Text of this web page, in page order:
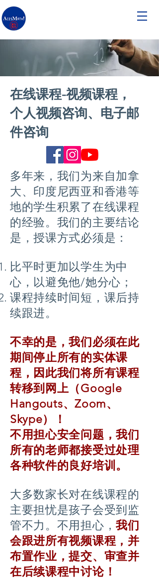
在线课程-视频课程，
个人视频咨询、电子邮
件咨询
多年来，我们为来自加拿
大、印度尼西亚和香港等
地的学生积累了在线课程
的经验。我们的主要结论
是，授课方式必须是：
比平时更加以学生为中
心，以避免他/她分心；
课程持续时间短，课后持
续跟进。
不幸的是，我们必须在此
期间停止所有的实体课
程，因此我们将所有课程
转移到网上（Google
Hangouts、Zoom、
Skype）！
不用担心安全问题，我们
所有的老师都接受过处理
各种软件的良好培训。
大多数家长对在线课程的
主要担忧是孩子会受到监
管不力。不用担心，我们
会跟进所有视频课程，并
布置作业，提交、审查并
在后续课程中讨论！